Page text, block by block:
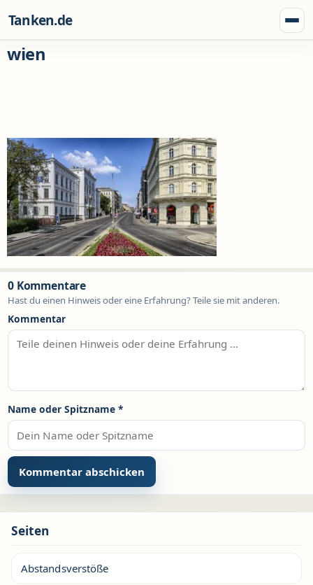
Tanken.de
wien
0 Kommentare
Hast du einen Hinweis oder eine Erfahrung? Teile sie mit anderen.
Kommentar
Name oder Spitzname *
Seiten
Abstandsverstöße